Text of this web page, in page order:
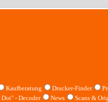
Kaufberatung Drucker-Finder
- Decoder News Scans &